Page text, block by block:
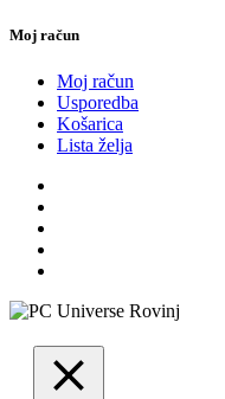
Moj račun
Moj račun
Usporedba
Košarica
Lista želja